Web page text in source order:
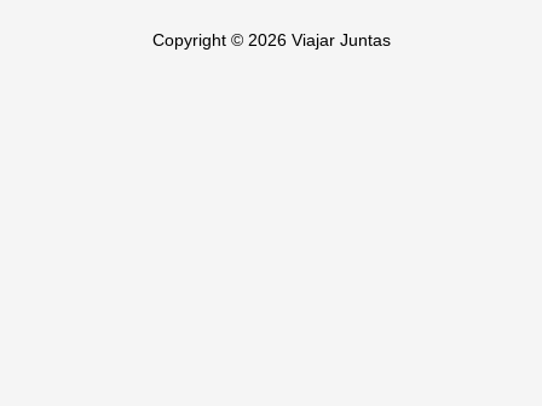
Copyright © 2026 Viajar Juntas